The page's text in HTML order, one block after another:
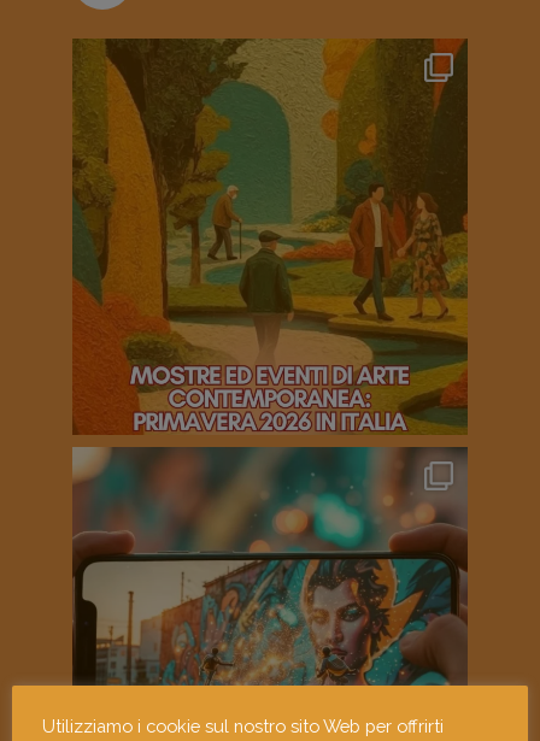
Utilizziamo i cookie sul nostro sito Web per offrirti